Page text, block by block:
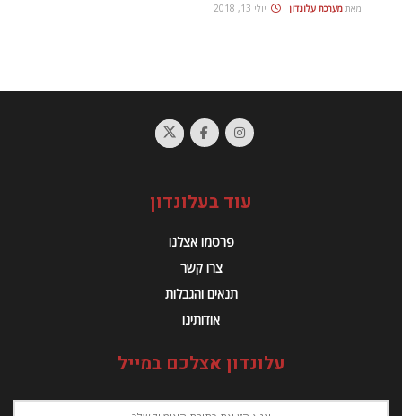
מאת מערכת עלונדון יולי 13, 2018
עוד בעלונדון
פרסמו אצלנו
צרו קשר
תנאים והגבלות
אודותינו
עלונדון אצלכם במייל